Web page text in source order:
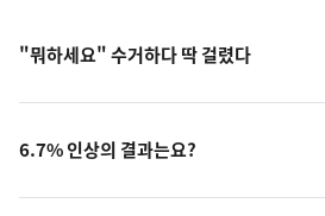
"뭐하세요" 수거하다 딱 걸렸다
6.7% 인상의 결과는요?